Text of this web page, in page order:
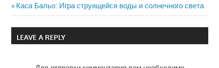
Навигация
по
Previous
Post:
Каса Бальо: Игра струящейся воды и солнечного света
LEAVE A REPLY